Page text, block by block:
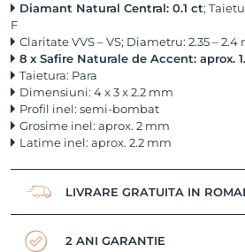
Diamant Natural Central: 0.1 ct;
F
Claritate VVS – VS; Diametru: 2.35 – 2.4
8 x Safire Naturale de Accent: aprox.
Taietura: Para
Dimensiuni: 4 x 3 x 2.2 mm
Profil inel: semi-bombat
Grosime inel: aprox. 2 mm
Latime inel: aprox. 2.2 mm
LIVRARE GRATUITA IN
2 ANI GARANTIE